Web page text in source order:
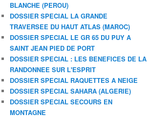
BLANCHE (PEROU)
DOSSIER SPECIAL LA GRANDE
TRAVERSEE DU HAUT ATLAS (MAROC)
DOSSIER SPECIAL LE GR 65 DU PUY A
SAINT JEAN PIED DE PORT
DOSSIER SPECIAL : LES BENEFICES DE LA
RANDONNEE SUR L'ESPRIT
DOSSIER SPECIAL RAQUETTES A NEIGE
DOSSIER SPECIAL SAHARA (ALGERIE)
DOSSIER SPECIAL SECOURS EN
MONTAGNE